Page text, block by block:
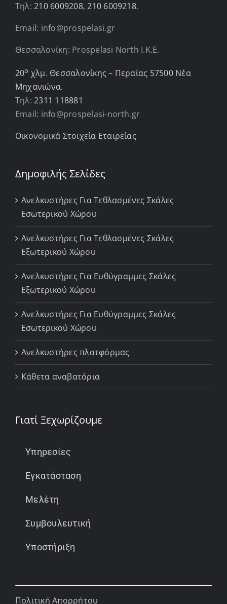
Τηλ:210 6009208,210 6009218.
Email: info@prospelasi.gr
Θεσσαλονίκη: Prospelasi North I.K.E.
20ο χλμ. Θεσσαλονίκης – Περαίας 57500 Νέα
Μηχανιώνα.
Τηλ:2311 118881
Email: info@prospelasi-north.gr
Οικονομικά Στοιχεία Εταιρείας
Δημοφιλής Σελίδες
Ανελκυστήρες Για Τεθλασμένες Σκάλες
Εσωτερικού Χώρου
Ανελκυστήρες Για Τεθλασμένες Σκάλες
Εξωτερικού Χώρου
Ανελκυστήρες Για Ευθύγραμμες Σκάλες
Εξωτερικού Χώρου
Ανελκυστήρες Για Ευθύγραμμες Σκάλες
Εσωτερικού Χώρου
Ανελκυστήρες πλατφόρμας
Κάθετα αναβατόρια
Γιατί Ξεχωρίζουμε
Υπηρεσίες
Εγκατάσταση
Μελέτη
Συμβουλευτική
Υποστήριξη
Πολιτική Απορρήτου